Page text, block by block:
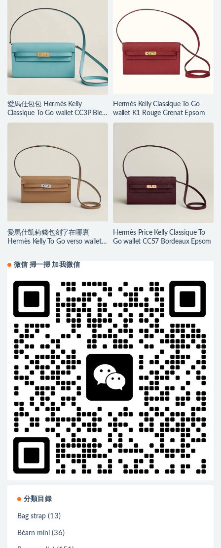
愛馬仕包包 Hermès Kelly
Classique To Go wallet CC3P Bleu
Atoll Epsom
Hermès Kelly Classique To Go
wallet K1 Rouge Grenat Epsom
愛馬仕凱莉錢包刻字在哪裏
Hermès Kelly To Go verso wallet
Hermès Price Kelly Classique To
Go wallet CC57 Bordeaux Epsom
微信 掃一掃 加我微信
分類目錄
Bag strap (13)
Béarn mini (36)